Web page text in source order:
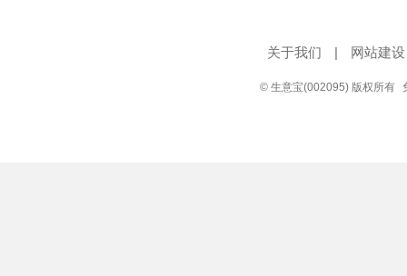
关于我们 | 网站建设
© 生意宝(002095) 版权所有